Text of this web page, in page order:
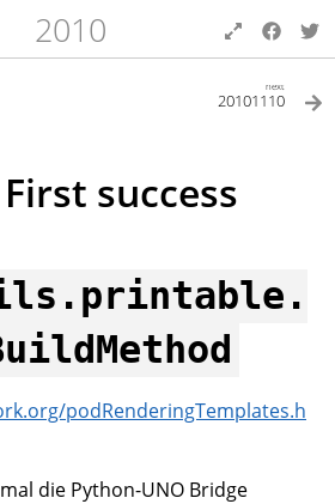
2010
next
20101110
success
podRenderingTemplates.h
die Python-UNO Bridge